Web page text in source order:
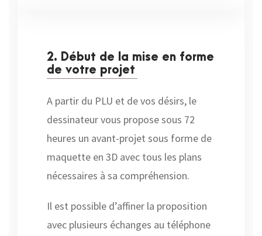
2. Début de la mise en forme
de votre projet
A partir du PLU et de vos désirs, le
dessinateur vous propose sous 72
heures un avant-projet sous forme de
maquette en 3D avec tous les plans
nécessaires à sa compréhension.
Il est possible d’affiner la proposition
avec plusieurs échanges au téléphone